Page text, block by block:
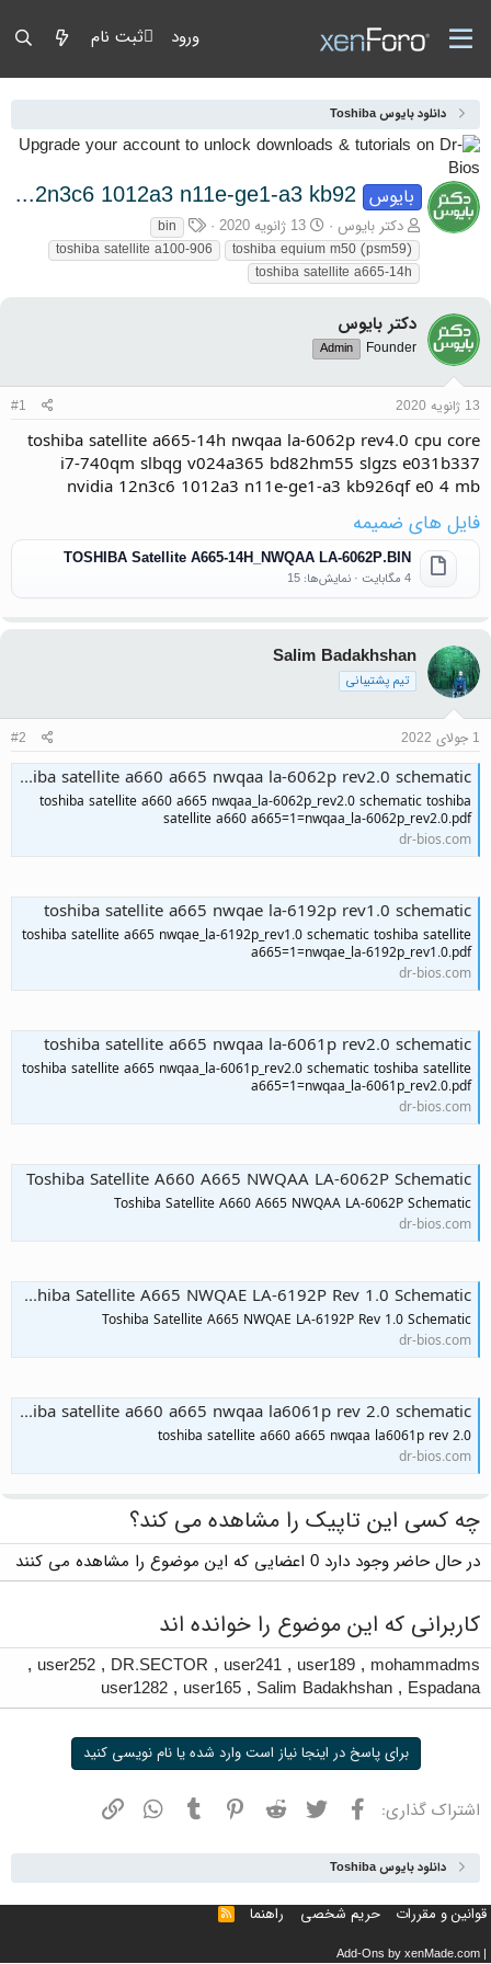
ورود ثبت نام
دانلود بایوس Toshiba
بایوس toshiba satellite a665-14h nwqaa la-6062p rev4.0 cpu core i7-740qm slbqg v024a365 bd82hm55 slgzs e031b337 nvidia 12n3c6 1012a3 n11e-ge1-a3 kb92
آغازگر گفتمان
دکتر بایوس تاریخ شروع
13 ژانویه 2020 برچسب‌ها
bin
toshiba equium m50 (psm59)
toshiba satellite a100-906
toshiba satellite a665-14h
دکتر بایوس
Founder
Admin
13 ژانویه 2020 #1
toshiba satellite a665-14h nwqaa la-6062p rev4.0 cpu core
i7-740qm slbqg v024a365 bd82hm55 slgzs e031b337
nvidia 12n3c6 1012a3 n11e-ge1-a3 kb926qf e0 4 mb
فایل های ضمیمه
TOSHIBA Satellite A665-14H_NWQAA LA-6062P.BIN
4 مگابایت · نمایش‌ها: 15
Salim Badakhshan
تیم پشتیبانی
1 جولای 2022 #2
toshiba satellite a660 a665 nwqaa la-6062p rev2.0 schematic
toshiba satellite a660 a665 nwqaa_la-6062p_rev2.0 schematic toshiba
satellite a660 a665=1=nwqaa_la-6062p_rev2.0.pdf
dr-bios.com
toshiba satellite a665 nwqae la-6192p rev1.0 schematic
toshiba satellite a665 nwqae_la-6192p_rev1.0 schematic toshiba satellite
a665=1=nwqae_la-6192p_rev1.0.pdf
dr-bios.com
toshiba satellite a665 nwqaa la-6061p rev2.0 schematic
toshiba satellite a665 nwqaa_la-6061p_rev2.0 schematic toshiba satellite
a665=1=nwqaa_la-6061p_rev2.0.pdf
dr-bios.com
Toshiba Satellite A660 A665 NWQAA LA-6062P Schematic
Toshiba Satellite A660 A665 NWQAA LA-6062P Schematic
dr-bios.com
Toshiba Satellite A665 NWQAE LA-6192P Rev 1.0 Schematic
Toshiba Satellite A665 NWQAE LA-6192P Rev 1.0 Schematic
dr-bios.com
toshiba satellite a660 a665 nwqaa la6061p rev 2.0 schematic
toshiba satellite a660 a665 nwqaa la6061p rev 2.0
dr-bios.com
چه کسی این تاپیک را مشاهده می کند؟
در حال حاضر وجود دارد 0 اعضایی که این موضوع را مشاهده می کنند
کاربرانی که این موضوع را خوانده اند
mohammadms
,
user189
,
user241
,
DR.SECTOR
,
user252
,
Espadana
,
Salim Badakhshan
,
user165
,
user1282
برای پاسخ در اینجا نیاز است وارد شده یا نام نویسی کنید
اشتراک گذاری: فیسبوک توییتر ردیت پینترستتامبلر واتسپ
دانلود بایوس Toshiba
قوانین و مقررات حریم شخصی راهنما خوراک
|
Add-Ons by xenMade.com